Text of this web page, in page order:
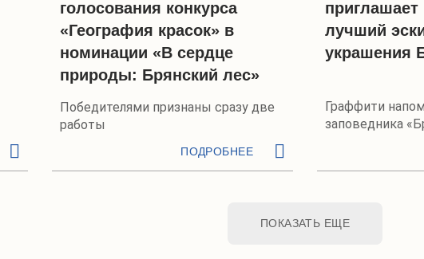
голосования конкурса
«География красок» в
номинации «В сердце
природы: Брянский лес»
Победителями признаны сразу две
работы
ПОДРОБНЕЕ
лучший
украшения
Граффити
заповедника
ПОКАЗАТЬ ЕЩЕ